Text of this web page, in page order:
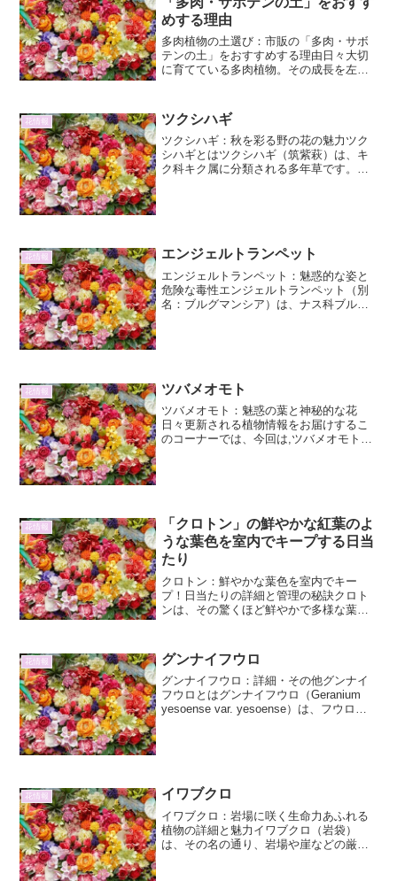
めする理由
多肉植物の土選び：市販の「多肉・サボ
テンの土」をおすすめする理由日々大切
に育てている多肉植物。その成長を左右
茎に水分を蓄える性質を持っており、水
はけの良い環境を好みます...
花情報 ツクシハギ
ツクシハギ：秋を彩る野の花の魅力ツク
シハギとはツクシハギ（筑紫萩）は、キ
ク科キク属に分類される多年草です。そ
花情報 エンジェルトランペット
エンジェルトランペット：魅惑的な姿と
危険な毒性エンジェルトランペット（別
名：ブルグマンシア）は、ナス科ブルグ
花情報 ツバメオモト
ツバメオモト：魅惑の葉と神秘的な花
日々更新される植物情報をお届けするこ
のコーナーでは、今回は,ツバメオモト
花情報
「クロトン」の鮮やかな紅葉のよ
うな葉色を室内でキープする日当
たり
クロトン：鮮やかな葉色を室内でキー
プ！日当たりの詳細と管理の秘訣クロト
ンは、その驚くほど鮮やかで多様な葉色
い、まるで生きた芸術品のように室内を
彩ります。しかし、その美しい...
花情報 グンナイフウロ
グンナイフウロ：詳細・その他グンナイ
フウロとはグンナイフウロ（Geranium
yesoense var. yesoense）は、フウロソ
花情報 イワブクロ
イワブクロ：岩場に咲く生命力あふれる
植物の詳細と魅力イワブクロ（岩袋）
は、その名の通り、岩場や崖などの厳し